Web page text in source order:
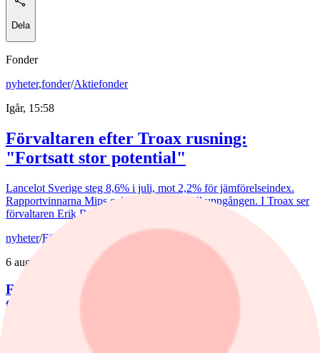
Dela
Fonder
nyheter,fonder/Aktiefonder
Igår, 15:58
Förvaltaren efter Troax rusning:
"Fortsatt stor potential"
Lancelot Sverige steg 8,6% i juli, mot 2,2% för jämförelseindex.
Rapportvinnarna Mips och Troax bidrog till uppgången. I Troax ser
förvaltaren Erik Bertilsson fortsatt stor potential.
nyheter/Försvarsbolag
6 augusti, 17:03
Försvarsförvaltarna spår ny tillväxtfas: ”Goda
förutsättningar”
De europeiska försvarsbolagen visar rekordstora orderböcker,
stigande omsättning och förbättrade marginaler. Enligt förvaltarna